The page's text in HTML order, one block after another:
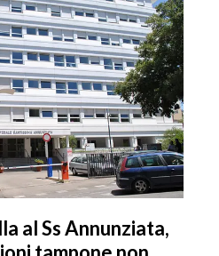
al Ss Annunziata,